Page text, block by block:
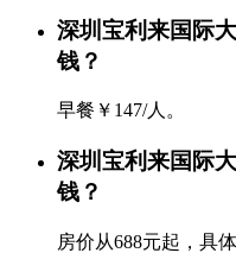
深圳宝利来国际
钱？
早餐￥147/人。
深圳宝利来国际
钱？
房价从688元起，具